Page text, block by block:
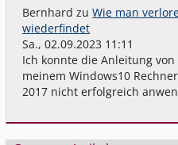
Bernhard zuWie man
wiederfindet
Sa., 02.09.2023 11:11
Ich konnte die Anleitung von
meinem Windows10
2017 nicht erfolgreich